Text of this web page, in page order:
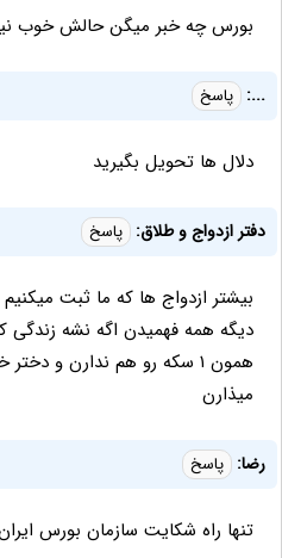
بورس چه خبر میگن حالش خوب
...: پاسخ
دلال ها تحویل بگیرید
دفتر ازدواج و طلاق: پاسخ
دیگه همه فهمیدن اگه نشه زندگی
همون ۱ سکه رو هم ندارن و
میذارن
رضا: پاسخ
تنها راه شکایت سازمان بورس